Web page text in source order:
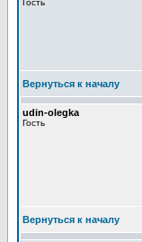
Гость
Вернуться к началу
udin-olegka
Гость
Вернуться к началу